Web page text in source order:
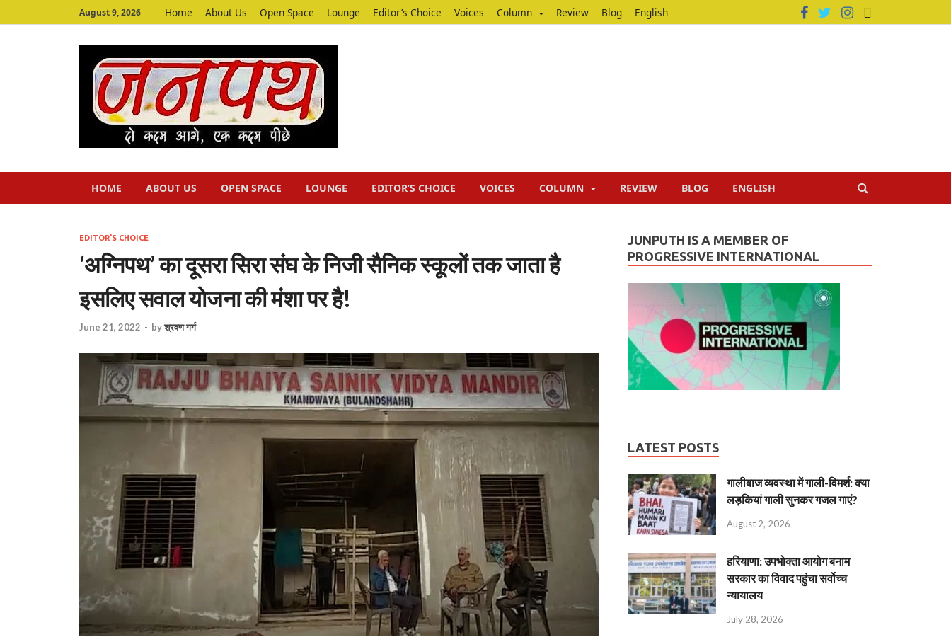
August 9, 2026 Home About Us Open Space Lounge Editor’s Choice Voices Column Review Blog English
HOME ABOUT US OPEN SPACE LOUNGE EDITOR’S CHOICE VOICES COLUMN REVIEW BLOG ENGLISH
EDITOR'S CHOICE
‘अग्निपथ’ का दूसरा सिरा संघ के निजी सैनिक स्कूलों तक जाता है
इसलिए सवाल योजना की मंशा पर है!
June 21, 2022 - byश्रवण गर्ग
JUNPUTH IS A MEMBER OF
PROGRESSIVE INTERNATIONAL
LATEST POSTS
गालीबाज व्‍यवस्‍था में गाली-विमर्श: क्या
लड़कियां गाली सुनकर गजल गाएं?
August 2, 2026
हरियाणा: उपभोक्ता आयोग बनाम
सरकार का विवाद पहुंचा सर्वोच्च
न्यायालय
July 28, 2026